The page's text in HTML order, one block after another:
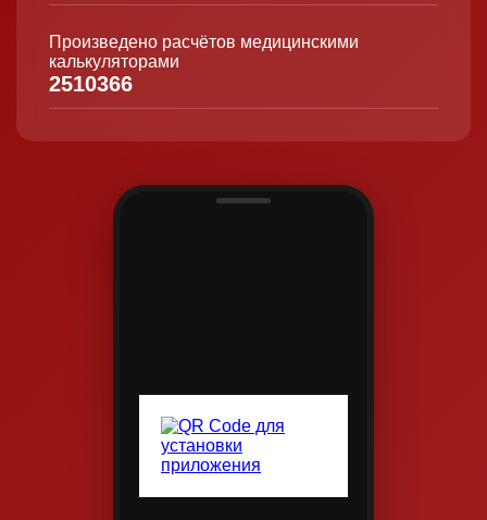
Произведено расчётов медицинскими
калькуляторами
2510366